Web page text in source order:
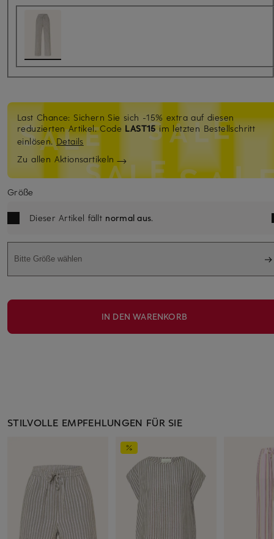
Last Chance: Sichern Sie sich -15% extra auf diesen
reduzierten Artikel. Code LAST15im letzten Bestellschritt
einlösen.Details
Zu allen Aktionsartikeln
Größe
Dieser Artikel fällt normal aus.
Bitte Größe wählen
IN DEN WARENKORB
STILVOLLE EMPFEHLUNGEN FÜR SIE